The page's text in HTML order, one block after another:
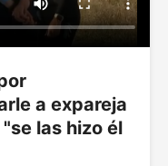
a expareja
las hizo él